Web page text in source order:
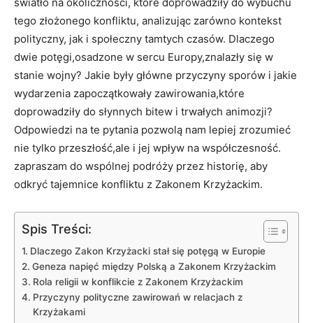
tego złożonego konfliktu, analizując zarówno kontekst
polityczny, jak i społeczny tamtych czasów. Dlaczego
dwie potęgi,osadzone w sercu Europy,znalazły się w
stanie wojny? Jakie były główne przyczyny sporów i jakie
wydarzenia zapoczątkowały zawirowania,które
doprowadziły do słynnych bitew i trwałych animozji?
Odpowiedzi na te pytania pozwolą nam lepiej zrozumieć
nie tylko przeszłość,ale i jej wpływ na współczesność.
zapraszam do wspólnej podróży przez historię, aby
odkryć tajemnice konfliktu z Zakonem Krzyżackim.
Spis Treści:
Dlaczego Zakon Krzyżacki stał się potęgą w Europie
Geneza napięć między Polską a Zakonem Krzyżackim
Rola religii w konflikcie z Zakonem Krzyżackim
Przyczyny polityczne zawirowań w relacjach z
Krzyżakami